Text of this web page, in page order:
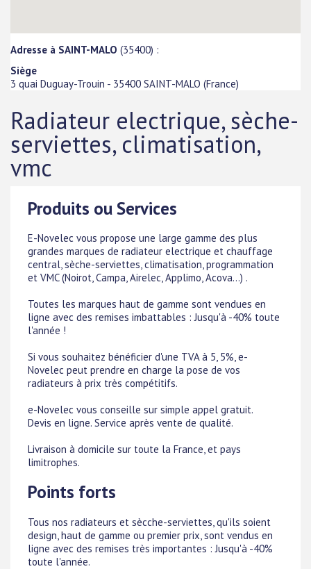
Adresse à SAINT-MALO (35400) :
Siège
3 quai Duguay-Trouin - 35400 SAINT-MALO (France)
Radiateur electrique, sèche-
serviettes, climatisation,
vmc
Produits ou Services
E-Novelec vous propose une large gamme des plus
grandes marques de radiateur electrique et chauffage
central, sèche-serviettes, climatisation, programmation
et VMC (Noirot, Campa, Airelec, Applimo, Acova...) .
Toutes les marques haut de gamme sont vendues en
ligne avec des remises imbattables : Jusqu'à -40% toute
l'année !
Si vous souhaitez bénéficier d'une TVA à 5, 5%, e-
Novelec peut prendre en charge la pose de vos
radiateurs à prix très compétitifs.
e-Novelec vous conseille sur simple appel gratuit.
Devis en ligne. Service après vente de qualité.
Livraison à domicile sur toute la France, et pays
limitrophes.
Points forts
Tous nos radiateurs et sècche-serviettes, qu'ils soient
design, haut de gamme ou premier prix, sont vendus en
ligne avec des remises très importantes : Jusqu'à -40%
toute l'année.